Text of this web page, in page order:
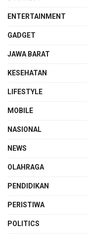
ENTERTAINMENT
GADGET
JAWA BARAT
KESEHATAN
LIFESTYLE
MOBILE
NASIONAL
NEWS
OLAHRAGA
PENDIDIKAN
PERISTIWA
POLITICS